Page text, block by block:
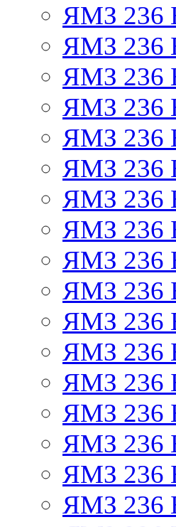
ЯМЗ 236
ЯМЗ 236
ЯМЗ 236
ЯМЗ 236
ЯМЗ 236
ЯМЗ 236
ЯМЗ 236
ЯМЗ 236
ЯМЗ 236
ЯМЗ 236
ЯМЗ 236
ЯМЗ 236
ЯМЗ 236
ЯМЗ 236
ЯМЗ 236
ЯМЗ 236
ЯМЗ 236